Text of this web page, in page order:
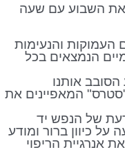
נפתח את השבוע עם שעה
והנעימות
הנמצאים בכל
אותנו
המאפיינים את
של הנפש יד
כיוון ברור ומודע
הריפוי